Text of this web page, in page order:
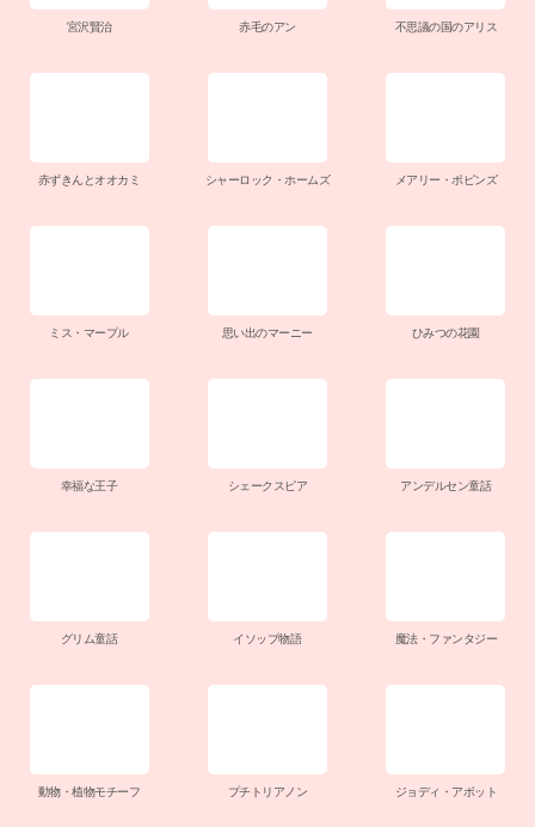
宮沢賢治 赤毛のアン 不思議の国のアリス
赤ずきんとオオカミ シャーロック・ホームズ メアリー・ポピンズ
ミス・マープル 思い出のマーニー ひみつの花園
幸福な王子 シェークスピア アンデルセン童話
グリム童話 イソップ物語 魔法・ファンタジー
動物・植物モチーフ プチトリアノン ジョディ・アボット